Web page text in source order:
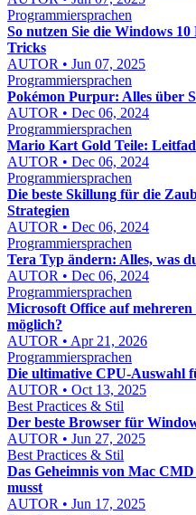
Programmiersprachen
So nutzen Sie die Windows
Tricks
AUTOR • Jun 07, 2025
Programmiersprachen
Pokémon Purpur: Alles über
AUTOR • Dec 06, 2024
Programmiersprachen
Mario Kart Gold Teile:
AUTOR • Dec 06, 2024
Programmiersprachen
Die beste Skillung für die
Strategien
AUTOR • Dec 06, 2024
Programmiersprachen
Tera Typ ändern: Alles, was
AUTOR • Dec 06, 2024
Programmiersprachen
Microsoft Office auf
möglich?
AUTOR • Apr 21, 2026
Programmiersprachen
Die ultimative CPU-Auswahl
AUTOR • Oct 13, 2025
Best Practices & Stil
Der beste Browser für
AUTOR • Jun 27, 2025
Best Practices & Stil
Das Geheimnis von Mac
musst
AUTOR • Jun 17, 2025